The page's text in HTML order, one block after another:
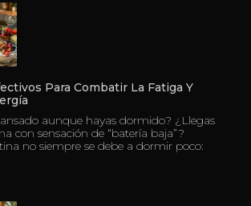
Para Combatir La Fatiga Y
aunque hayas dormido? ¿Llegas
con sensación de “batería baja”?
no siempre se debe a dormir poco: